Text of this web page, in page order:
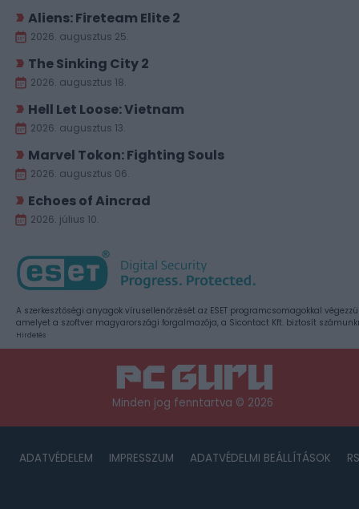
Aliens: Fireteam Elite 2
2026. augusztus 25.
The Sinking City 2
2026. augusztus 18.
Hell Let Loose: Vietnam
2026. augusztus 13.
Marvel Tokon: Fighting Souls
2026. augusztus 06.
Echoes of Aincrad
2026. július 10.
A szerkesztőségi anyagok vírusellenőrzését az ESET programcsomagokkal
amelyet a szoftver magyarországi forgalmazója, a Sicontact Kft. biztosít
Hirdetés
Minden jog fenntartva © 2026
ADATVÉDELEM IMPRESSZUM ADATVÉDELMI BEÁLLÍTÁSOK